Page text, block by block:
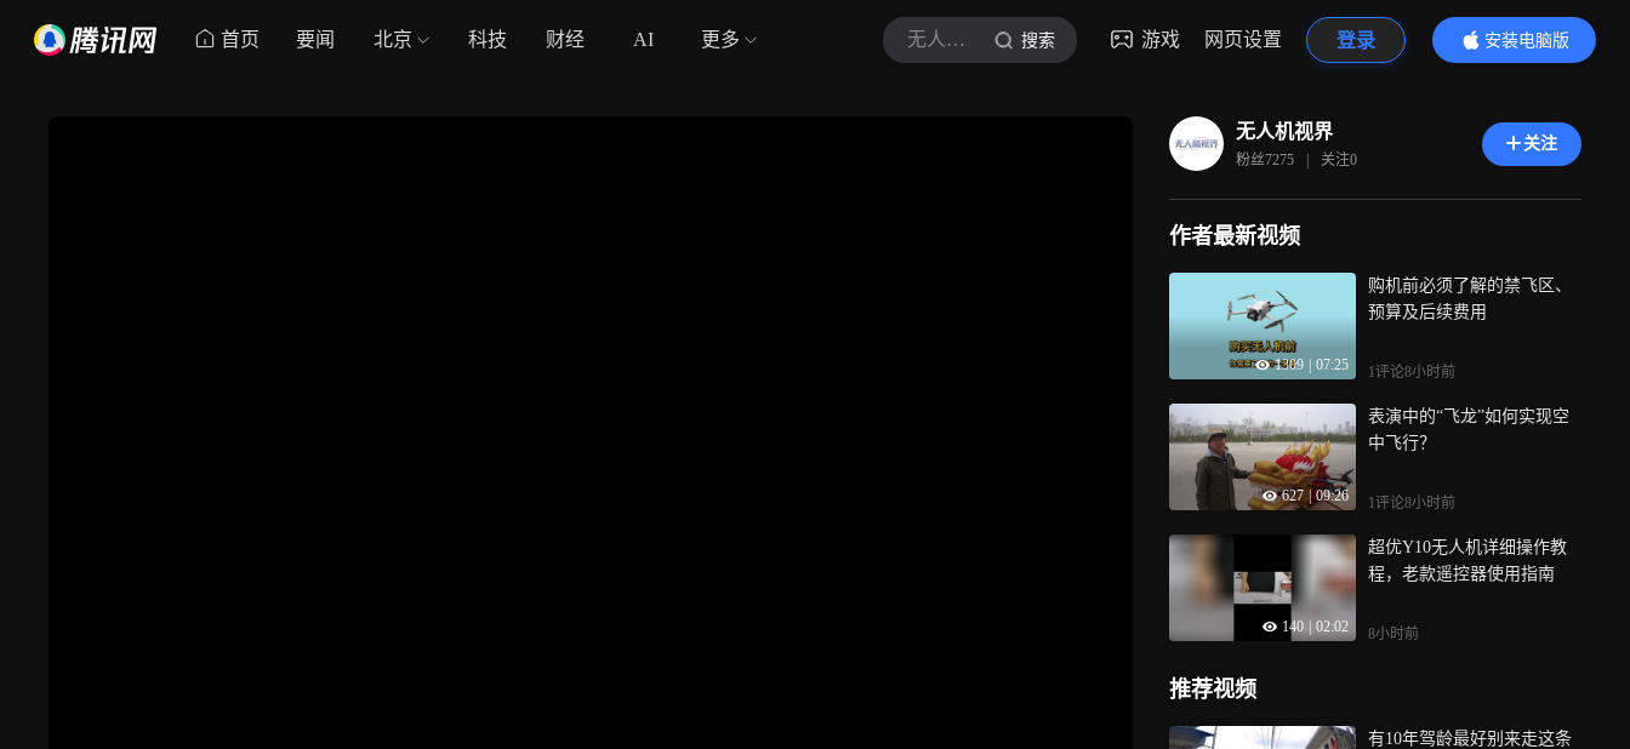
首页 要闻 北京 科技 财经 AI 更多 无人机视界 搜索 游戏 网页设置 登录
安装电脑版
内容更精彩
无人机视界
粉丝7275 | 关注0
关注
作者最新视频
1309 07:25
购机前必须了解的禁飞区、
预算及后续费用
1评论8小时前
627 09:26
表演中的“飞龙”如何实现空
中飞行？
1评论8小时前
140 02:02
超优Y10无人机详细操作教
程，老款遥控器使用指南
8小时前
推荐视频
有10年驾龄最好别来走这条